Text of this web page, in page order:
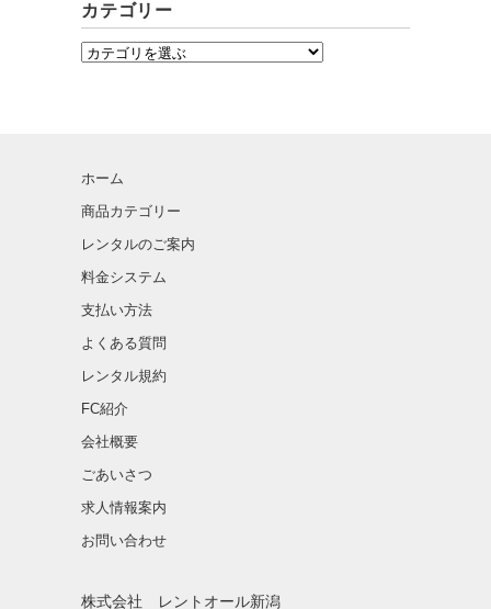
カテゴリー
ホーム
商品カテゴリー
レンタルのご案内
料金システム
支払い方法
よくある質問
レンタル規約
FC紹介
会社概要
ごあいさつ
求人情報案内
お問い合わせ
株式会社 レントオール新潟